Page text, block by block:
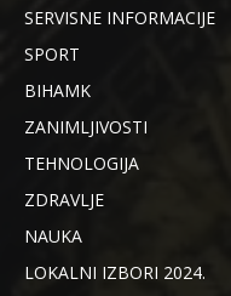
SERVISNE INFORMACIJE
SPORT
BIHAMK
ZANIMLJIVOSTI
TEHNOLOGIJA
ZDRAVLJE
NAUKA
LOKALNI IZBORI 2024.